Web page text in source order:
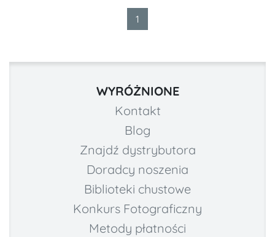
1
WYRÓŻNIONE
Kontakt
Blog
Znajdź dystrybutora
Doradcy noszenia
Biblioteki chustowe
Konkurs Fotograficzny
Metody płatności